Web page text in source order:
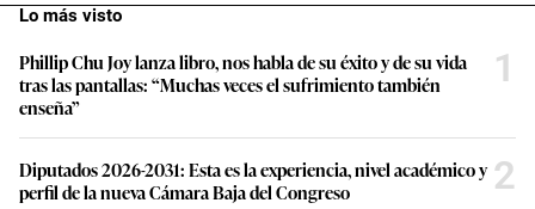
Lo más visto
Phillip Chu Joy lanza libro, nos habla de su éxito y de su vida
tras las pantallas: “Muchas veces el sufrimiento también
enseña”
1
Diputados 2026-2031: Esta es la experiencia, nivel académico y
perfil de la nueva Cámara Baja del Congreso
2